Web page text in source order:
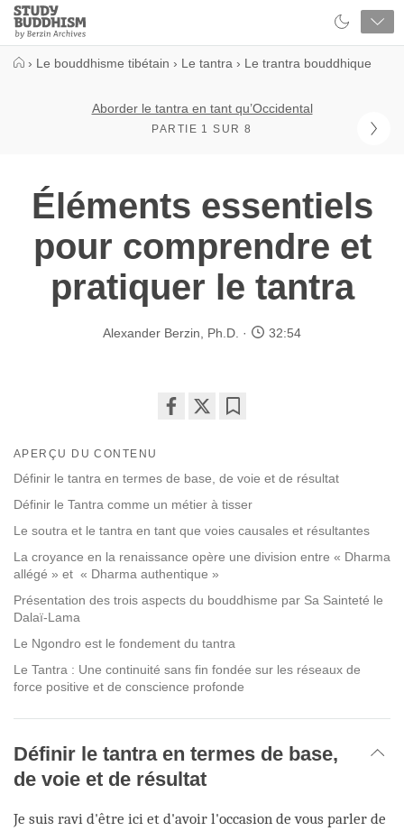
Close
Study
Buddhism
› Le bouddhisme tibétain › Le tantra › Le trantra bouddhique
Aborder le tantra en tant qu’Occidental
PARTIE 1 SUR 8
Éléments essentiels
pour comprendre et
pratiquer le tantra
Alexander Berzin, Ph.D. 32:54
facebook
APERÇU DU CONTENU
Définir le tantra en termes de base, de voie et de résultat
Définir le Tantra comme un métier à tisser
Le soutra et le tantra en tant que voies causales et résultantes
La croyance en la renaissance opère une division entre « Dharma
allégé » et « Dharma authentique »
Présentation des trois aspects du bouddhisme par Sa Sainteté le
Dalaï-Lama
Le Ngondro est le fondement du tantra
Le Tantra : Une continuité sans fin fondée sur les réseaux de
force positive et de conscience profonde
Définir le tantra en termes de base,
de voie et de résultat
Je suis ravi d'être ici et d'avoir l'occasion de vous parler de